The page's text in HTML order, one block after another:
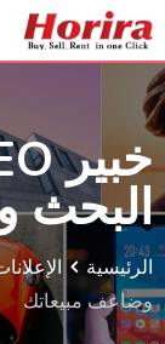
Skip
content
البحث
الرئيسية
وضاعف مبيعاتك